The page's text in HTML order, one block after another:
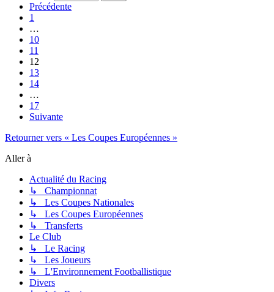
Précédente
1
…
10
11
12
13
14
…
17
Suivante
Retourner vers « Les Coupes Européennes »
Aller à
Actualité du Racing
↳ Championnat
↳ Les Coupes Nationales
↳ Les Coupes Européennes
↳ Transferts
Le Club
↳ Le Racing
↳ Les Joueurs
↳ L'Environnement Footballistique
Divers